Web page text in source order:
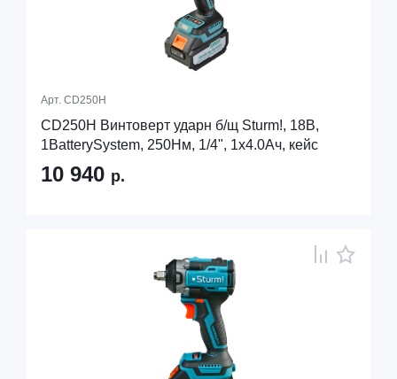
Арт. CD250H
CD250H Винтоверт ударн б/щ Sturm!, 18В,
1BatterySystem, 250Нм, 1/4", 1x4.0Ач, кейс
10 940 р.